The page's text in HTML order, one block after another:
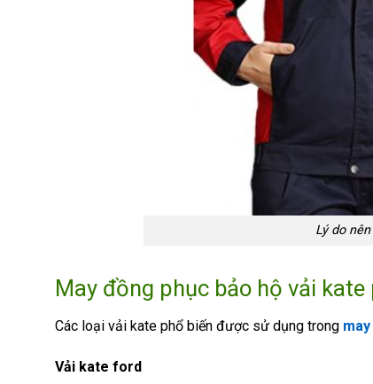
Lý do
May đồng phục bảo hộ vải
Các loại vải kate phổ biến được sử dụng trong
Vải kate ford